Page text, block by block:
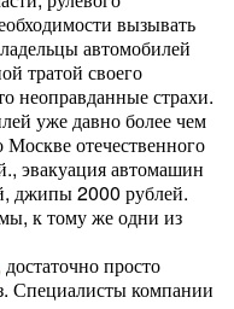
вызывать
автомобилей
тратой своего
неоправданные страхи.
уже давно более чем
отечественного
эвакуация автомашин
джипы 2000 рублей.
к тому же одни из
достаточно просто
Специалисты компании